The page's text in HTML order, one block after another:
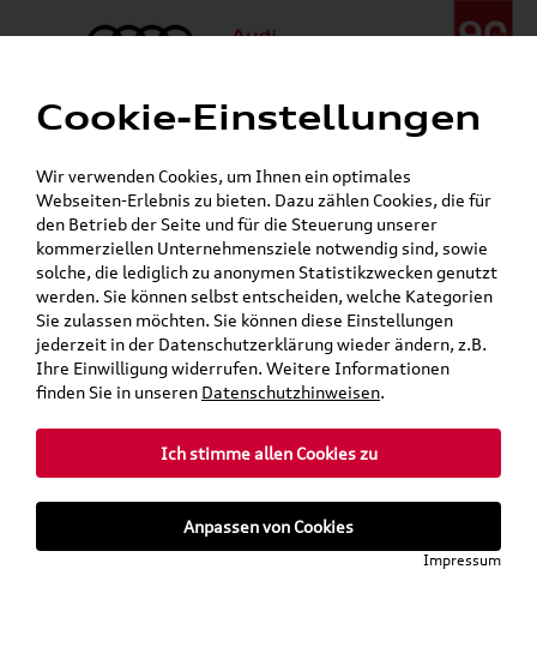
Menü
24h-Pannenhilfe:+49 (0)171 / 870 72 87
Öffnet in 7 Stunden, 27 Minuten
Verkauf:
Mo. - Fr. 08:00 - 19:00 Uhr Sa. 09:00 - 13:00 Uhr
Service:Mo. - Fr. 06:00 - 20:00 Uhr Sa. 08:00 - 13:00 Uhr
Jetzt sparen bei unseren
Dachboxen!
Grundträger zum Schnäppchenpreis
Cookie-Einstellungen
Wir verwenden Cookies, um Ihnen ein optimales
Webseiten-Erlebnis zu bieten. Dazu zählen Cookies, die für
den Betrieb der Seite und für die Steuerung unserer
kommerziellen Unternehmensziele notwendig sind, sowie
solche, die lediglich zu anonymen Statistikzwecken genutzt
werden. Sie können selbst entscheiden, welche Kategorien
Sie zulassen möchten. Sie können diese Einstellungen
jederzeit in der Datenschutzerklärung wieder ändern, z.B.
Ihre Einwilligung widerrufen. Weitere Informationen
finden Sie in unseren Datenschutzhinweisen.
Ich stimme allen Cookies zu
Anpassen von Cookies
Impressum